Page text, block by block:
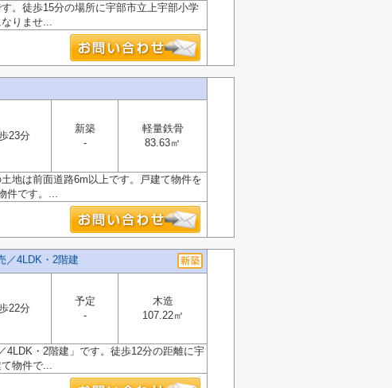
。徒歩15分の場所に宇部市立上宇部小学
りませ...
23分
新築
-
軽量鉄骨
83.63㎡
地は前面道路6m以上です。戸建て物件を
件です。...
／4LDK・2階建
22分
予定
-
木造
107.22㎡
4LDK・2階建」です。徒歩12分の距離に宇
物件で...